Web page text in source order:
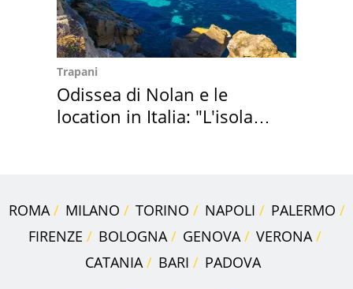
Trapani
Odissea di Nolan e le
location in Italia: "L'isola
ROMA MILANO TORINO NAPOLI
PALERMO
FIRENZE
BOLOGNA GENOVA
VERONA
CATANIA
BARI PADOVA